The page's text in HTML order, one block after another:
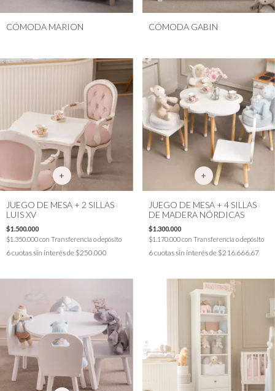
CÓMODA MARION CÓMODA GABIN
JUEGO DE MESA + 2 SILLAS
LUIS XV
$1.500.000
$1.350.000con Transferencia o depósito
6cuotas sin interés de $250.000
JUEGO DE MESA + 4 SILLAS
DE MADERA NÓRDICAS
$1.300.000
$1.170.000con Transferencia o depósito
6cuotas sin interés de $216.666,67